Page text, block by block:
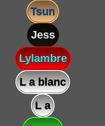
Tsun
Jess
Lylambre
L a blanc
L a